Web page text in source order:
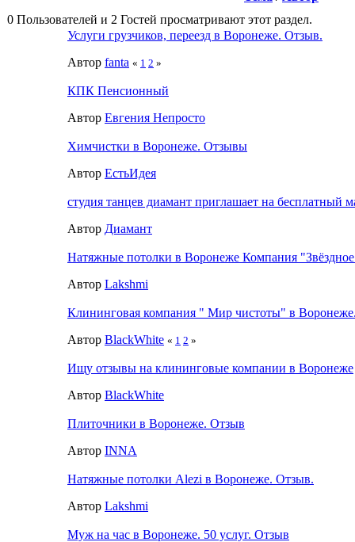
0 Пользователей и 2 Гостей просматривают этот раздел.
Услуги грузчиков, переезд в Воронеже. Отзыв.
Автор fanta « 1 2 »
КПК Пенсионный
Автор Евгения Непросто
Химчистки в Воронеже. Отзывы
Автор ЕстьИдея
студия танцев диамант приглашает на бесплатный
Автор Диамант
Натяжные потолки в Воронеже Компания
Автор Lakshmi
Клининговая компания " Мир чистоты" в
Автор BlackWhite « 1 2 »
Ищу отзывы на клининговые компании в Воронеже
Автор BlackWhite
Плиточники в Воронеже. Отзыв
Автор INNA
Натяжные потолки Alezi в Воронеже. Отзыв.
Автор Lakshmi
Муж на час в Воронеже. 50 услуг. Отзыв